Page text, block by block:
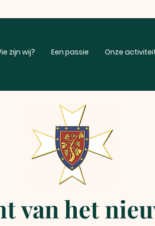
zijn wij? Een passie Onze
van het